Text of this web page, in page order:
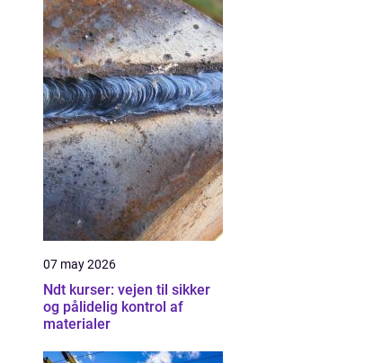
07 may 2026
Ndt kurser: vejen til sikker
og pålidelig kontrol af
materialer